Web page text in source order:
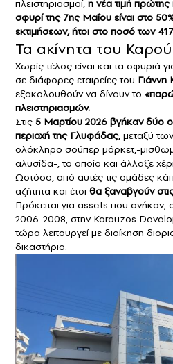
πλειστηριασμοί, η νέα τιμή
σφυρί της 7ης Μαΐου είναι στο
εκτιμήσεων, ήτοι στο ποσό των
Τα ακίνητα του
Χωρίς τέλος είναι και τα σφυριά
σε διάφορες εταιρείες του
εξακολουθούν να δίνουν το
πλειστηριασμών.
Στις 5 Μαρτίου 2026 βγήκαν δύο
περιοχή της Γλυφάδας,μεταξύ
ολόκληρο σούπερ μάρκετ,-
αλυσίδα-, το οποίο και άλλαξε
Ωστόσο, από αυτές τις ομάδες
αζήτητα και έτσι θα ξαναβγούν
Πρόκειται για assets που ανήκαν,
2006-2008, στην Karouzos
τώρα λειτουργεί με διοίκηση
δικαστήριο.